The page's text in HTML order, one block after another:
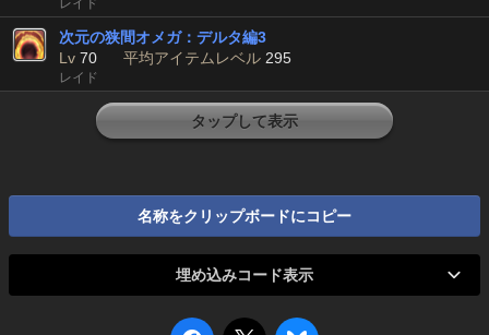
レイド
次元の狭間オメガ：デルタ編3
Lv 70 平均アイテムレベル 295
レイド
タップして表示
名称をクリップボードにコピー
埋め込みコード表示